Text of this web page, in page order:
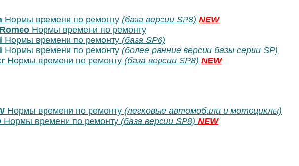
Нормы времени по ремонту (база версии SP8) NEW
Нормы времени по ремонту
Нормы времени по ремонту (база SP6)
Нормы времени по ремонту (более ранние версии базы серии SP)
Нормы времени по ремонту (база версии SP8) NEW
Нормы времени по ремонту (легковые автомобили и мотоциклы)
Нормы времени по ремонту (база версии SP8) NEW